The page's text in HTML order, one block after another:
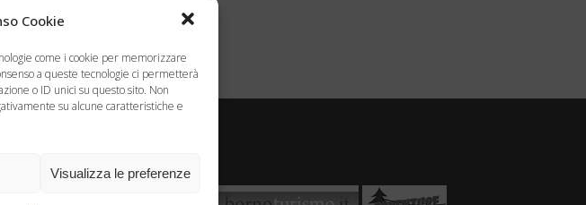
Cookie
come i cookie per memorizzare
a queste tecnologie ci permetterà
o ID unici su questo sito. Non
su alcune caratteristiche e
Visualizza le preferenze